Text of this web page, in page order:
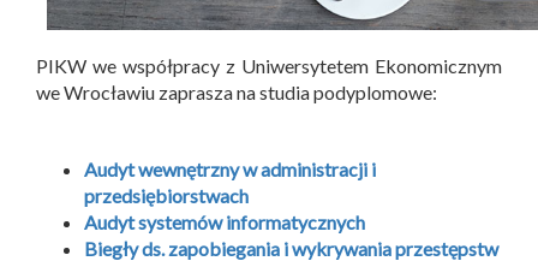
PIKW we współpracy z Uniwersytetem Ekonomicznym
we Wrocławiu zaprasza na studia podyplomowe:
Audyt wewnętrzny w administracji i
przedsiębiorstwach
Audyt systemów informatycznych
Biegły ds. zapobiegania i wykrywania przestępstw